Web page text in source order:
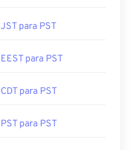
JST para PST
EEST para PST
CDT para PST
PST para PST